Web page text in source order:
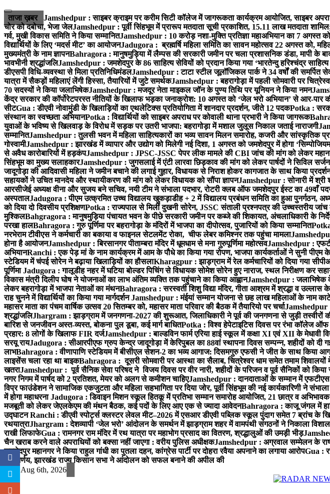
Skip
to
content
ताजा ख़बर Jamshedpur : साइबर क्राइम पर करीम सिटी कॉलेज में जागरूकता कार्यक्रम आयोजित, साइबर
चोर को दबोचा, भेजा जेलJamshedpur : पूर्वी सिंहभूम में प्रारूप मतदाता सूची प्रकाशित, 15.11 लाख मतदाता
गर्व, मुखी विकास समिति ने किया सम्मानितJamshedpur : 10 करोड़ नशा-मुक्ति प्रतिज्ञा महाअभियान का 7 अगस्त
विद्यार्थियों के लिए ‘मदर्स मीट’ का आयोजनJadugora : ब्रह्मर्षि महिला समिति का सावन महोत्सव 22 अगस्त को,
मुख्यमंत्री के नाम ज्ञापनBahragora : मानुषमुड़िया में लैम्पस की सरकारी जमीन पर चला प्रशासनिक डंडा, मापी के
भावभीनी श्रद्धांजलिJamshedpur : जमशेदपुर के 86 साहित्य सेवियों को प्रदान किया गया ‘भारतेन्दु हरिश्चंद्र साहित्य
डीएसपी विधि-व्यवस्था से मिला प्रतिनिधिमंडलJamshedpur : टाटा स्टील जूलॉजिकल पार्क ने 34 वर्षों की समर्पित सेवा
यात्रा में सैकड़ों महिलाएं लेंगी हिस्सा, तैयारियों में जुटे समर्थकJamshedpur : बहरागोड़ा में पहली सोमवारी पर
70 सदस्यों ने किया जलाभिषेकJamshedpur : मजदूर नेता माइकल जॉन के पुण्य तिथि पर यूनियन ने किया नमन
केंद्र सरकार की कॉर्पोरेटपरस्त नीतियों के खिलाफ भड़का जनाक्रोश: 10 अगस्त को ‘जेल भरो अभियान’ से आर-पार
सीटGua : डीएवी नोवामुंडी के खिलाड़ियों का एथलेटिक्स प्रतियोगिता में शानदार प्रदर्शन, जीते 12 पदकPotka :
संस्थान का स्वच्छता अभियानPotka : विद्यार्थियों को साइबर अपराध पर कोवाली थाना प्रभारी ने किया जागरूक
युवाओं के भविष्य से खिलवाड़ के विरोध में सड़क पर उतरी भाजपा: बहरागोड़ा में मशाल जुलूस निकाल जताई नाराजगी
सम्मानितJamshedpur : तुलसी भवन में महिला साहित्यकारों का भव्य सावन मिलन समारोह, कजरी और सांस्कृतिक
गोस्वामीJamshedpur : झारखंड में व्यापार और उद्योग को मिलेगी नई दिशा, 1 अगस्त को जमशेदपुर में होगा
से अवैध कारोबारियों में हड़कंपJamshedpur : JPSC-JSSC पेपर लीक मामले की CBI जांच की मांग को लेकर
सिंहभूम का मुख्य सलाहकारJamshedpur : जुगसलाई में एंटी लारवा छिड़काव की मांग को लेकर पार्षदों ने सिविल
जादूगोड़ा की आदिवासी महिला ने जमीन बचाने की लगाई गुहार, विधायक से निराश होकर कागजात के साथ किया
सहायकों ने उचित मानदेय और स्थायीकरण की मांग को लेकर विधायक को सौंपा ज्ञापनJamshedpur : सोनारी में श्री
आरसीजेई अध्यक्ष वीना और सुजय बने सचिव, नयी टीम ने संभाला पदभार, रोटरी क्लब ऑफ जमशेदपुर ईस्ट का 49वाँ
अस्पतालJadugora : पीएम उत्क्रमित उच्च विद्यालय खुकड़ाडीह + 2 में विद्यालय प्रबंधन समिति का हुआ पुनर्गठन,
को दिया दो दिवसीय प्रशिक्षणPotka : राज्यपाल से मिलीं दुखनी सोरेन, JSSC संताली प्रश्नपत्र की उच्चस्तरीय जांच
मुश्किलBahgragora : मानुषमुड़िया पंचायत भवन के पीछे सरकारी जमीन पर कब्जे की शिकायत, अंचलाधिकारी के
परखा हालBahragora : गुरु पूर्णिमा पर बहरागोड़ा के मंदिरों में भाजपा का दीपोत्सव, पुजारियों को किया सम्मानित
नरभेराम टीवीएस ने कर्मचारी का बकाया व फाइनल सेटलमेंट रोका, चीफ लेबर कमिश्नर तक पहुंचा मामला
होना है आयोजनJamshedpur : बिरसानगर पीताम्बरा मंदिर में धूमधाम से मना गुरुपूर्णिमा महोत्सवJamshedpur :
अभियानRanchi : एक पेड़ मां के नाम कार्यक्रम में आम के पौधे का किया गया रोपण, भाजपा कार्यकर्ताओं ने सुनी पीएम
स्टेडियम में चंपई सोरेन ने बढ़ाया खिलाड़ियों का हौसलाKharagpur : झाड़ग्राम में रेल कर्मचारियों को दिया गया
पूर्णिमाJadugora : गालूडीह नहर में घटिया बोल्डर पिचिंग से विधायक सोमेश सोरेन हुए नाराज, स्थल निरीक्षण कर
विकास मंत्री दिलीप घोष ने योजनाओं का लाभ अंतिम व्यक्ति तक पहुंचाने का किया आह्वानJamshedpur : जलाभिषेक के
लेकर बहरागोड़ा में भाजपा नेताओं का मंथनBahragora : सरस्वती शिशु विद्या मंदिर, गीता आश्रम में श्रद्धा व उल्लास के
राह चुनने में विद्यार्थियों का किया गया मार्गदर्शनJamshedpur : मंईयां सम्मान योजना से छह लाख महिलाओं के नाम
महासर माता का पंचम वार्षिक उत्सव 20 सितम्बर को, महासर माता परिवार की बैठक में तैयारियो पर चर्चाJamshedpur
श्रद्धांजलिJhargram : झाड़ग्राम में जनगणना-2027 की शुरूआत, जिलाधिकारी ने पूर्व की जनगणना से जुड़ी तस्वीरों
बारिश से जनजीवन अस्त-व्यस्त, बोकना पुल डूबा, कई मार्ग बाधितPotka : विश्व हेपेटाइटिस दिवस पर रंभा कॉलेज ऑफ
प्रहार: 8 लोगों के खिलाफ FIR दर्जJamshedpur : बाल्डविन फार्म एरिया हाई स्कूल में कक्षा XI एवं XII के मेधावी
सरयू रायJadugora : सीआरपीएफ ग्रुप केन्द्र जादूगोड़ा में केरिपुबल का 88वां स्थापना दिवस सम्पन्न, शहीदों को दी
लाभBahragora : वीणापाणि स्टेडियम में बीसीएल सेशन-2 का भव्य आगाज: दिसमगुरु एफसी ने जीत के साथ किया
लाइसेंस चला रहा था बाइकBahragora : दूसरी सोमवारी पर आस्था का सैलाब, चित्रेश्वर धाम समेत तमाम शिवालयों
खतराJamshedpur : पूर्व सैनिक सेवा परिषद ने विजय दिवस पर वीर नारी, शहीदों के परिजन व पूर्व सैनिकों को किया
नगर निगम में पार्षद को 2 प्रतिशत, मेयर को अलग से कमीशन चाहिएJamshedpur : दानदाताओं के सम्मान में एफटीएस ने
विप्र फाउंडेशन ने सामाजिक एकजुटता और महिला सहभागिता पर दिया जोर, पूर्वी सिंहभूम की नई कार्यकारिणी ने
में होगा महाधरनाJadugora : डिवाइन मिशन स्कूल हितकू में प्रतिभा सम्मान समारोह आयोजित, 21 छात्र व अभिभावक
मजबूती को लेकर जेएलकेएम की मंथन बैठक, कई पदों के लिए आए एक से ज्यादा आवेदनBahragora : काजू जंगल में
उद्घाटनRanchi : डीएवी स्पोर्ट्स क्लस्टर लेवल मीट–2026 में एसआर डीएवी पब्लिक स्कूल पुंदाग समेत 7 ब्रांच के
रथयात्राJhargram : देशव्यापी ‘जेल भरो’ आंदोलन के समर्थन में झाड़ग्राम शहर में वामपंथी संगठनों ने निकाला विशाल
राखी लिफाफेGua : रामनगर राम मंदिर में रथ यात्रा पर महाभोग प्रसाद का वितरण, श्रद्धालुओं की उमड़ी भीड़
चैन खराब करने वाले अपराधियों को बक्सा नहीं जाएगा : वरीय पुलिस अधीक्षकJamshedpur : अग्रवाल सम्मेलन के
जमशेदपुर महानगर ने किया राहुल गांधी का पुतला दहन, कांग्रेस पार्टी पर दोहरा रवैया अपनाने का लगाया आरोपGua :
का निर्णय, झारखंड राज्य किसान सभा ने आंदोलन को सफल बनाने की अपील की
Thu. Aug 6th, 2026